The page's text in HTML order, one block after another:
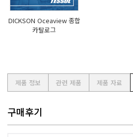
DICKSON Oceaview 종합
카탈로그
제품 정보 관련 제품 제품 자료
구매후기